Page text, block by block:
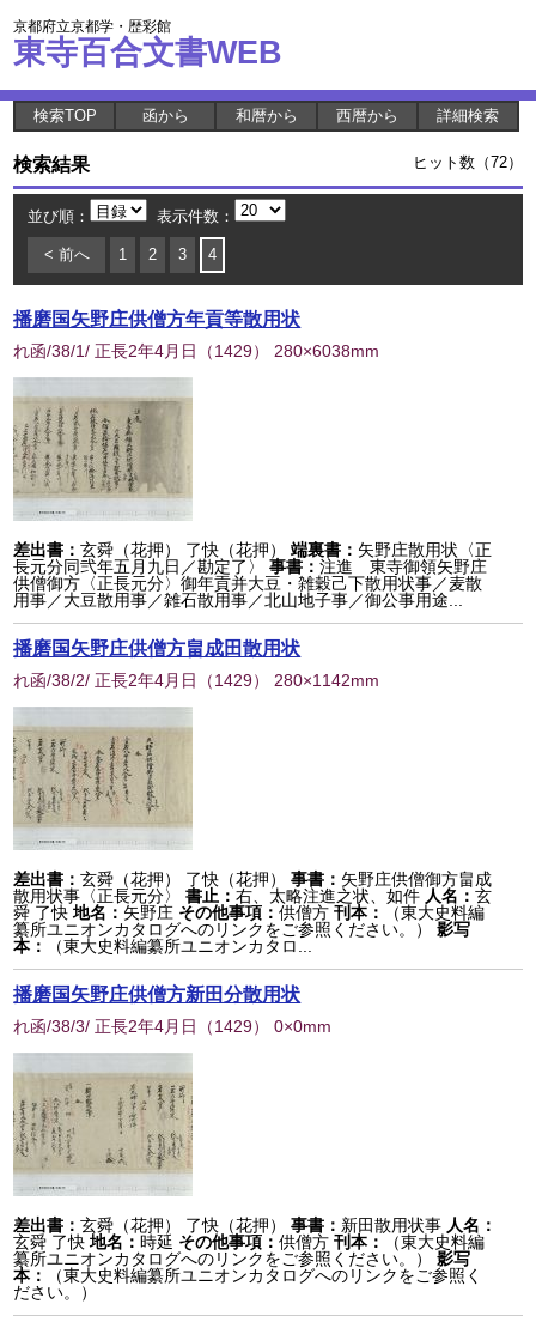
京都府立京都学・歴彩館
東寺百合文書WEB
検索TOP 函から 和暦から 西暦から 詳細検索
検索結果 ヒット数（72）
並び順： 表示件数：
< 前へ 1 2 3 4
播磨国矢野庄供僧方年貢等散用状
れ函/38/1/ 正長2年4月日 （1429） 280×6038mm
差出書：玄舜（花押） 了快（花押） 端裏書： 矢野庄散用状〈正
長元分同弐年五月九日／勘定了〉
事書：注進 東寺御領矢野庄
供僧御方〈正長元分〉御年貢并大豆・雑穀己下散用状事／麦散
用事／大豆散用事／雑石散用事／北山地子事／御公事用途...
播磨国矢野庄供僧方畠成田散用状
れ函/38/2/ 正長2年4月日 （1429） 280×1142mm
差出書：玄舜（花押） 了快（花押） 事書： 矢野庄供僧御方畠成
散用状事〈正長元分〉
書止：右、太略注進之状、如件 人名：玄
舜 了快 地名： 矢野庄 その他事項：供僧方 刊本：
（東大史料編
纂所ユニオンカタログへのリンクをご参照ください。）
影写
本：
（東大史料編纂所ユニオンカタロ...
播磨国矢野庄供僧方新田分散用状
れ函/38/3/ 正長2年4月日 （1429） 0×0mm
差出書：玄舜（花押） 了快（花押） 事書： 新田散用状事 人名：
玄舜 了快 地名：時延 その他事項：供僧方 刊本：
（東大史料編
纂所ユニオンカタログへのリンクをご参照ください。）
影写
本：
（東大史料編纂所ユニオンカタログへのリンクをご参照く
ださい。）